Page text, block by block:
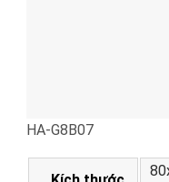
HA-G8B07